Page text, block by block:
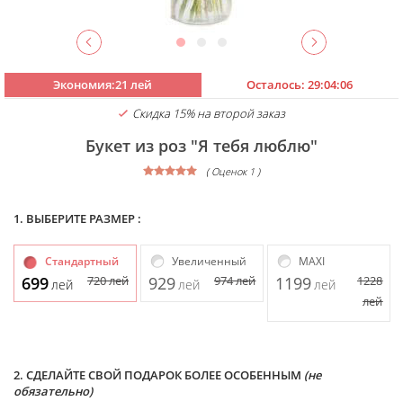
Экономия:21 лей Осталось:29:04:05
Скидка 15% на второй заказ
Букет из роз "Я тебя люблю"
( Оценок 1 )
1. ВЫБЕРИТЕ РАЗМЕР :
Стандартный
699 лей 720лей
Увеличенный
929 лей 974лей
MAXI
1199 лей
1228
лей
2. СДЕЛАЙТЕ СВОЙ ПОДАРОК БОЛЕЕ ОСОБЕННЫМ (не
обязательно)